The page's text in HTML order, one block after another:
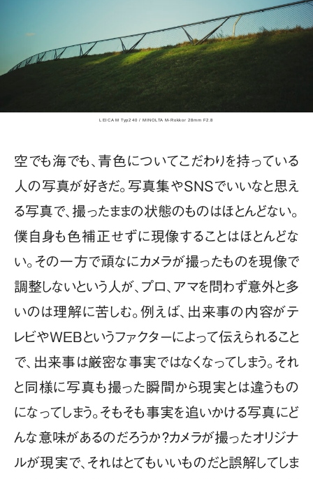
LEICA M Typ240 / MINOLTA M-Rokkor 28mm F2.8
空でも海でも、青色についてこだわりを持っている
人の写真が好きだ。写真集やSNSでいいなと思え
る写真で、撮ったままの状態のものはほとんどない。
僕自身も色補正せずに現像することはほとんどな
い。その一方で頑なにカメラが撮ったものを現像で
調整しないという人が、プロ、アマを問わず意外と多
いのは理解に苦しむ。例えば、出来事の内容がテ
レビやWEBというファクターによって伝えられること
で、出来事は厳密な事実ではなくなってしまう。それ
と同様に写真も撮った瞬間から現実とは違うもの
になってしまう。そもそも事実を追いかける写真にど
んな意味があるのだろうか？カメラが撮ったオリジナ
ルが現実で、それはとてもいいものだと誤解してしま